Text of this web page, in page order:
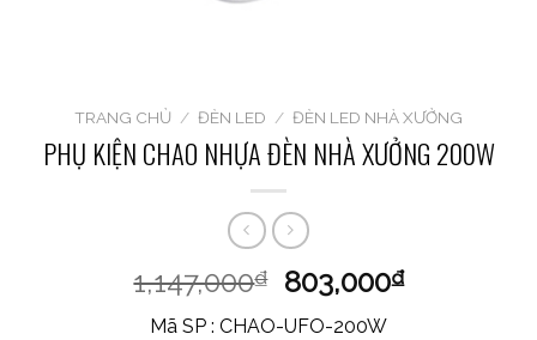
TRANG CHỦ / ĐÈN LED / ĐÈN LED NHÀ XƯỞNG
PHỤ KIỆN CHAO NHỰA ĐÈN NHÀ XƯỞNG 200W
1,147,000₫ 803,000₫
Mã SP : CHAO-UFO-200W